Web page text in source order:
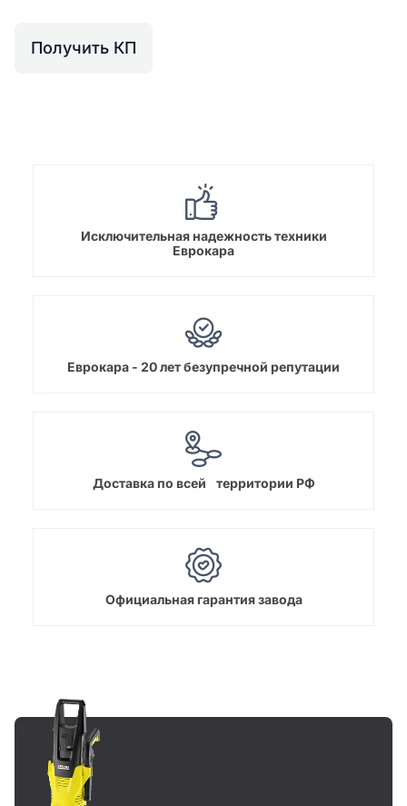
Получить КП
Исключительная надежность техники
Еврокара
Еврокара - 20 лет безупречной репутации
Доставка по всей территории РФ
Официальная гарантия завода